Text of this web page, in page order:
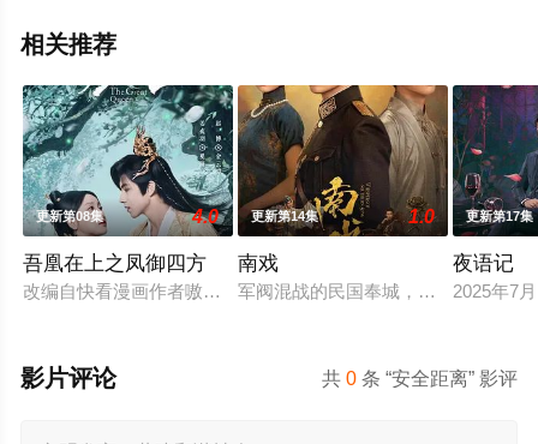
相关推荐
更新第08集 4.0
吾凰在上之凤御四方
改编自快看漫画作者嗷小泽的独家连载漫画《吾凰在上》。
更新第14集 1.0
南戏
军阀混战的民国奉城，玉佛头离奇失
更新第17集
夜语记
2025年7
共0 条 “安全距离” 影评
影片评论